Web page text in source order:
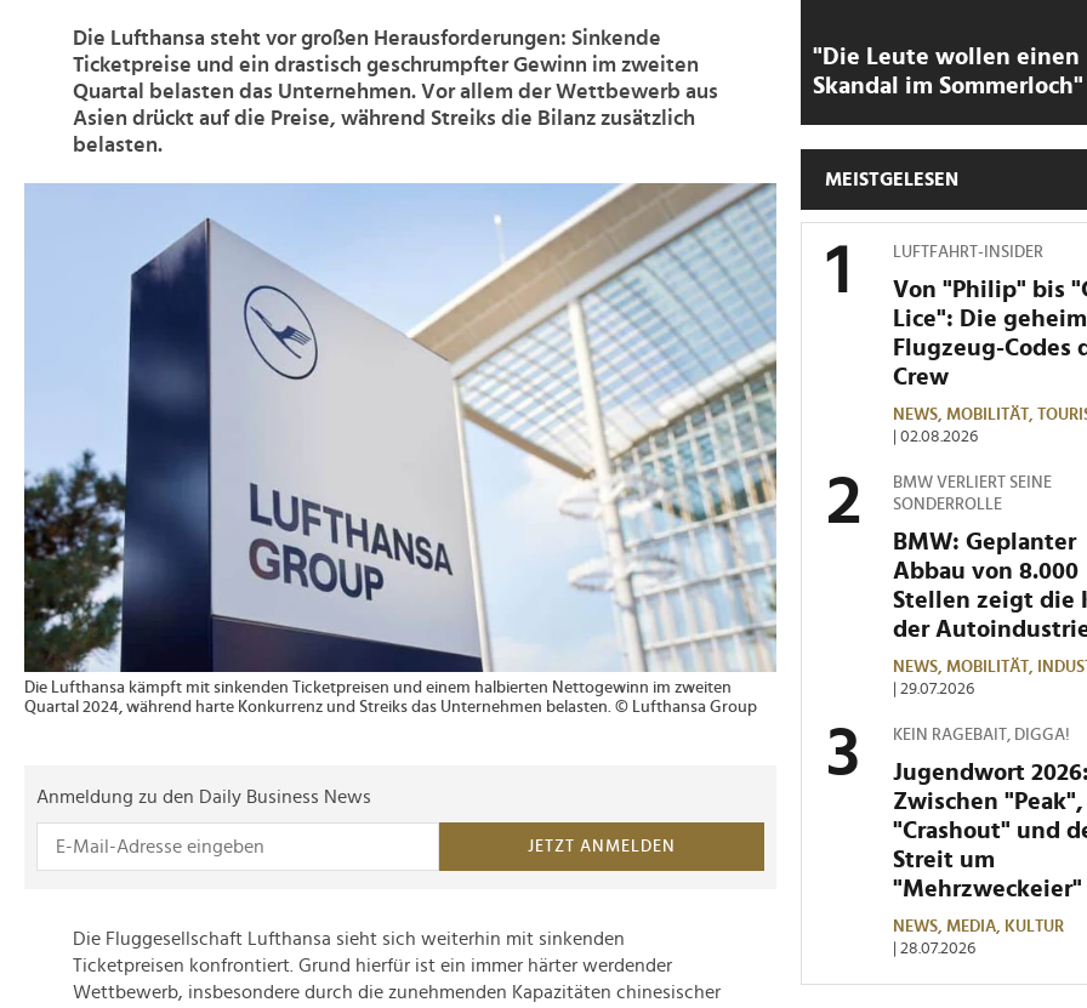
Die Lufthansa steht vor großen Herausforderungen: Sinkende
Ticketpreise und ein drastisch geschrumpfter Gewinn im zweiten
Quartal belasten das Unternehmen. Vor allem der Wettbewerb aus
Asien drückt auf die Preise, während Streiks die Bilanz zusätzlich
belasten.
Die Lufthansa kämpft mit sinkenden Ticketpreisen und einem halbierten Nettogewinn im zweiten
Quartal 2024, während harte Konkurrenz und Streiks das Unternehmen belasten. © Lufthansa Group
Anmeldung zu den Daily Business News
JETZT ANMELDEN
Die Fluggesellschaft Lufthansa sieht sich weiterhin mit sinkenden
Ticketpreisen konfrontiert. Grund hierfür ist ein immer härter werdender
Wettbewerb, insbesondere durch die zunehmenden Kapazitäten chinesischer
"Die Leute wollen einen
Skandal im Sommerloch"
MEISTGELESEN
LUFTFAHRT-INSIDER
Von "Philip" bis
Lice": Die
Flugzeug-Codes
Crew
NEWS, MOBILITÄT,
| 02.08.2026
BMW VERLIERT SEINE
SONDERROLLE
BMW: Geplanter
Abbau von 8.000
Stellen zeigt die
der
NEWS, MOBILITÄT,
| 29.07.2026
KEIN RAGEBAIT, DIGGA!
Jugendwort 2026:
Zwischen "Peak",
"Crashout" und
Streit um
"Mehrzweckeier"
NEWS, MEDIA,
KULTUR
| 28.07.2026